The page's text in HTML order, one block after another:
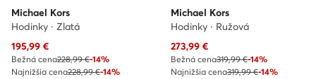
Michael Kors
Hodinky · Zlatá
Aktuálna cena
195,99 €
Bežná cena228,99 €-14%
Najnižšia cena228,99 €-14%
Michael Kors
Hodinky · Ružová
Aktuálna cena
273,99 €
Bežná cena319,99 €-14%
Najnižšia cena319,99 €-14%